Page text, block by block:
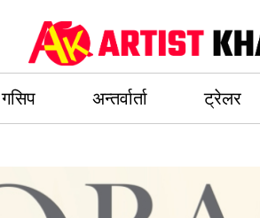
गसिप अन्तर्वार्ता ट्रेलर